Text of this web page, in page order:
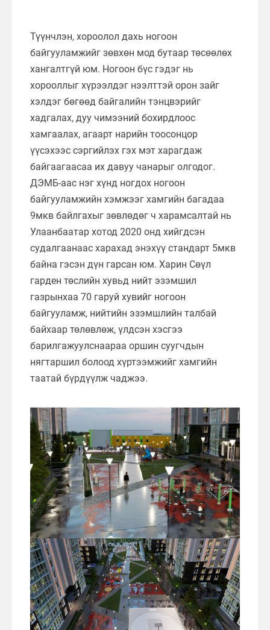
Түүнчлэн, хороолол дахь ногоон
байгууламжийг зөвхөн мод бутаар төсөөлөх
хангалтгүй юм. Ногоон бүс гэдэг нь
хорооллыг хүрээлдэг нээлттэй орон зайг
хэлдэг бөгөөд байгалийн тэнцвэрийг
хадгалах, дуу чимээний бохирдлоос
хамгаалах, агаарт нарийн тоосонцор
үүсэхээс сэргийлэх гэх мэт харагдаж
байгаагаасаа их давуу чанарыг олгодог.
ДЭМБ-аас нэг хүнд ногдох ногоон
байгууламжийн хэмжээг хамгийн багадаа
9мкв байлгахыг зөвлөдөг ч харамсалтай нь
Улаанбаатар хотод 2020 онд хийгдсэн
судалгаанаас харахад энэхүү стандарт 5мкв
байна гэсэн дүн гарсан юм. Харин Сөүл
гарден төслийн хувьд нийт эзэмшил
газрынхаа 70 гаруй хувийг ногоон
байгууламж, нийтийн эзэмшлийн талбай
байхаар төлөвлөж, үлдсэн хэсгээ
барилгажуулснаараа оршин суугчдын
нягтаршил болоод хүртээмжийг хамгийн
таатай бүрдүүлж чаджээ.